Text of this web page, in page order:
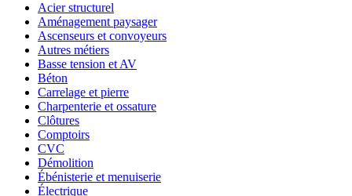
Acier structurel
Aménagement paysager
Ascenseurs et convoyeurs
Autres métiers
Basse tension et AV
Béton
Carrelage et pierre
Charpenterie et ossature
Clôtures
Comptoirs
CVC
Démolition
Ébénisterie et menuiserie
Électrique